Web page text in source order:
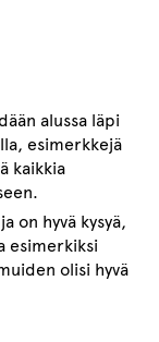
alussa läpi
esimerkkejä
kaikkia
on hyvä kysyä,
esimerkiksi
olisi hyvä